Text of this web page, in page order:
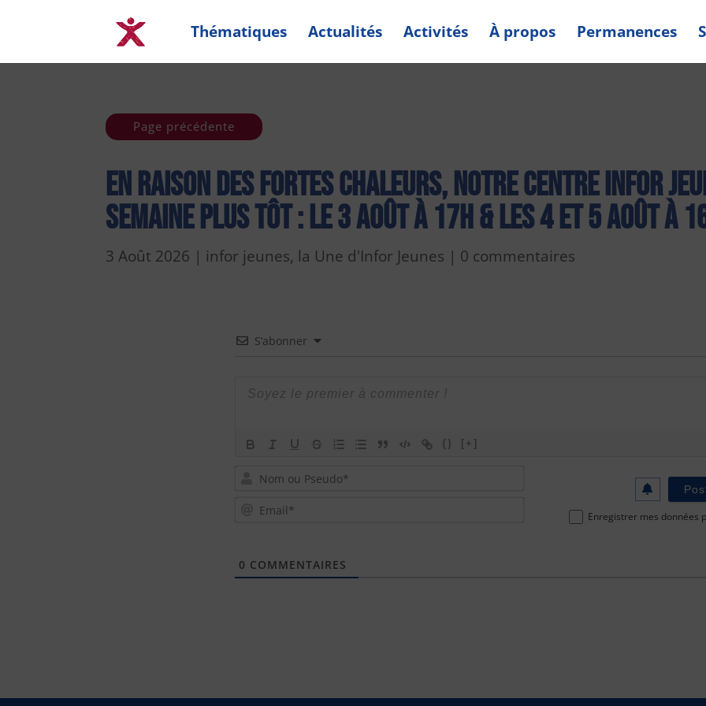
Thématiques Actualités Activités À propos Permanences
Page précédente
En raison des fortes chaleurs, notre centre Infor
semaine plus tôt : le 3 août à 17h & les 4 et 5 août à
3 Août 2026 | infor jeunes, la Une d'Infor Jeunes | 0 commentaires
S’abonner
{} [+]
Pseudo*
Email* Enregistrer mes données
0 COMMENTAIRES